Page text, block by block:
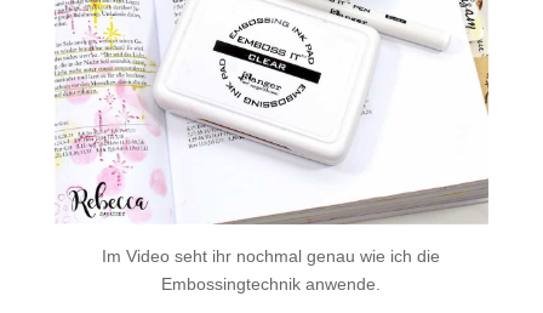
Im Video seht ihr nochmal genau wie ich die
Embossingtechnik anwende.